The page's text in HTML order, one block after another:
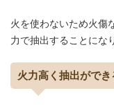
火を使わないため火傷
力で抽出することにな
火力高く抽出がで